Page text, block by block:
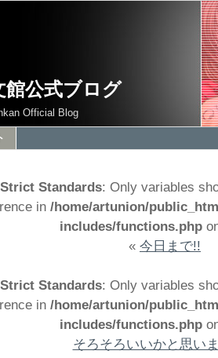
館公式ブログ
Official Blog
Strict Standards: Only variables
in /home/artunion/
includes/functions.php
« 今日まで!!
Strict Standards: Only variables
in /home/artunion/
includes/functions.php
そろそろいいかと思い